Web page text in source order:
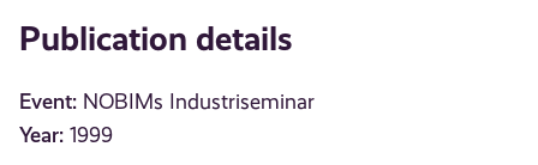
Publication details
Event: NOBIMs Industriseminar
Year: 1999